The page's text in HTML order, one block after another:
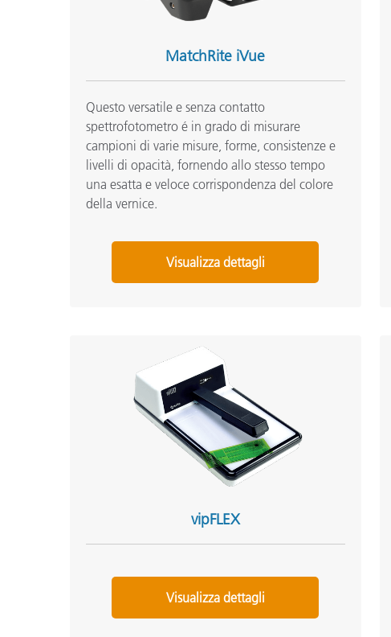
MatchRite iVue
Questo versatile e senza contatto
spettrofotometro é in grado di misurare
campioni di varie misure, forme, consistenze e
livelli di opacità, fornendo allo stesso tempo
una esatta e veloce corrispondenza del colore
della vernice.
Visualizza dettagli
vipFLEX
Visualizza dettagli